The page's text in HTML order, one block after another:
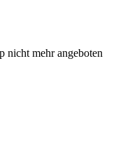
nicht mehr angeboten